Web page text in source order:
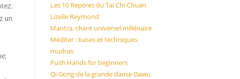
un
Les 10 Repères du Tai Chi Chuan
Lizelle Reymond
Mantra, chant universel millénaire
Méditer : bases et techniques
mudras
Push Hands for beginners
Qi Gong de la grande danse Dawu